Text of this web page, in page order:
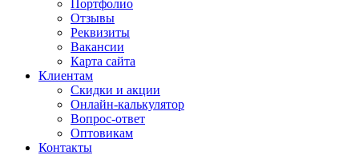
Портфолио
Отзывы
Реквизиты
Вакансии
Карта сайта
Клиентам
Скидки и акции
Онлайн-калькулятор
Вопрос-ответ
Оптовикам
Контакты